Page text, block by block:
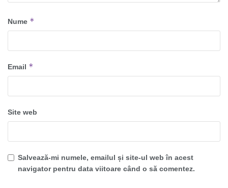
Nume *
Email *
Site web
Salvează-mi numele, emailul și site-ul web în acest
navigator pentru data viitoare când o să comentez.